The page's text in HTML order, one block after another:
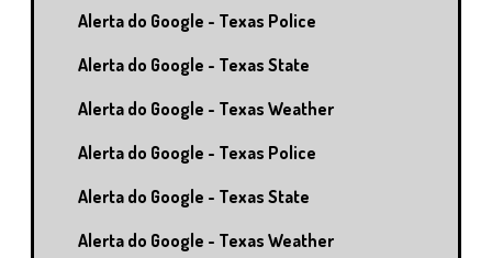
Alerta do Google - Texas Police
Alerta do Google - Texas State
Alerta do Google - Texas Weather
Alerta do Google - Texas Police
Alerta do Google - Texas State
Alerta do Google - Texas Weather